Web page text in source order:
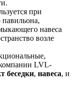
при
павильона,
навеса
возле
LVL-
беседки, навеса, и